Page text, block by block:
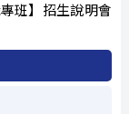
班】招生說明會